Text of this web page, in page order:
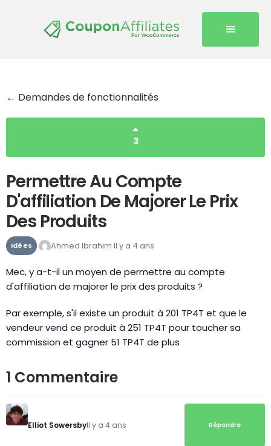
← Demandes de fonctionnalités
3
Permettre Au Compte
D'affiliation De Majorer Le Prix
Des Produits
Idées Ahmed Ibrahim Il y a 4 ans
Mec, y a-t-il un moyen de permettre au compte
d'affiliation de majorer le prix des produits ?
Par exemple, s'il existe un produit à 201 TP4T et que le
vendeur vend ce produit à 251 TP4T pour toucher sa
commission et gagner 51 TP4T de plus
1 Commentaire
Elliot SowersbyIl y a 4 ans Répondre